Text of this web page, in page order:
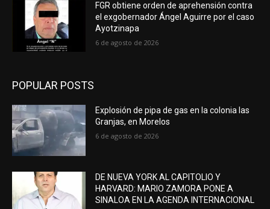
FGR obtiene orden de aprehensión contra
el exgobernador Ángel Aguirre por el caso
Ayotzinapa
6 de agosto de 2026
POPULAR POSTS
Explosión de pipa de gas en la colonia las
Granjas, en Morelos
6 de agosto de 2026
DE NUEVA YORK AL CAPITOLIO Y
HARVARD: MARIO ZAMORA PONE A
SINALOA EN LA AGENDA INTERNACIONAL